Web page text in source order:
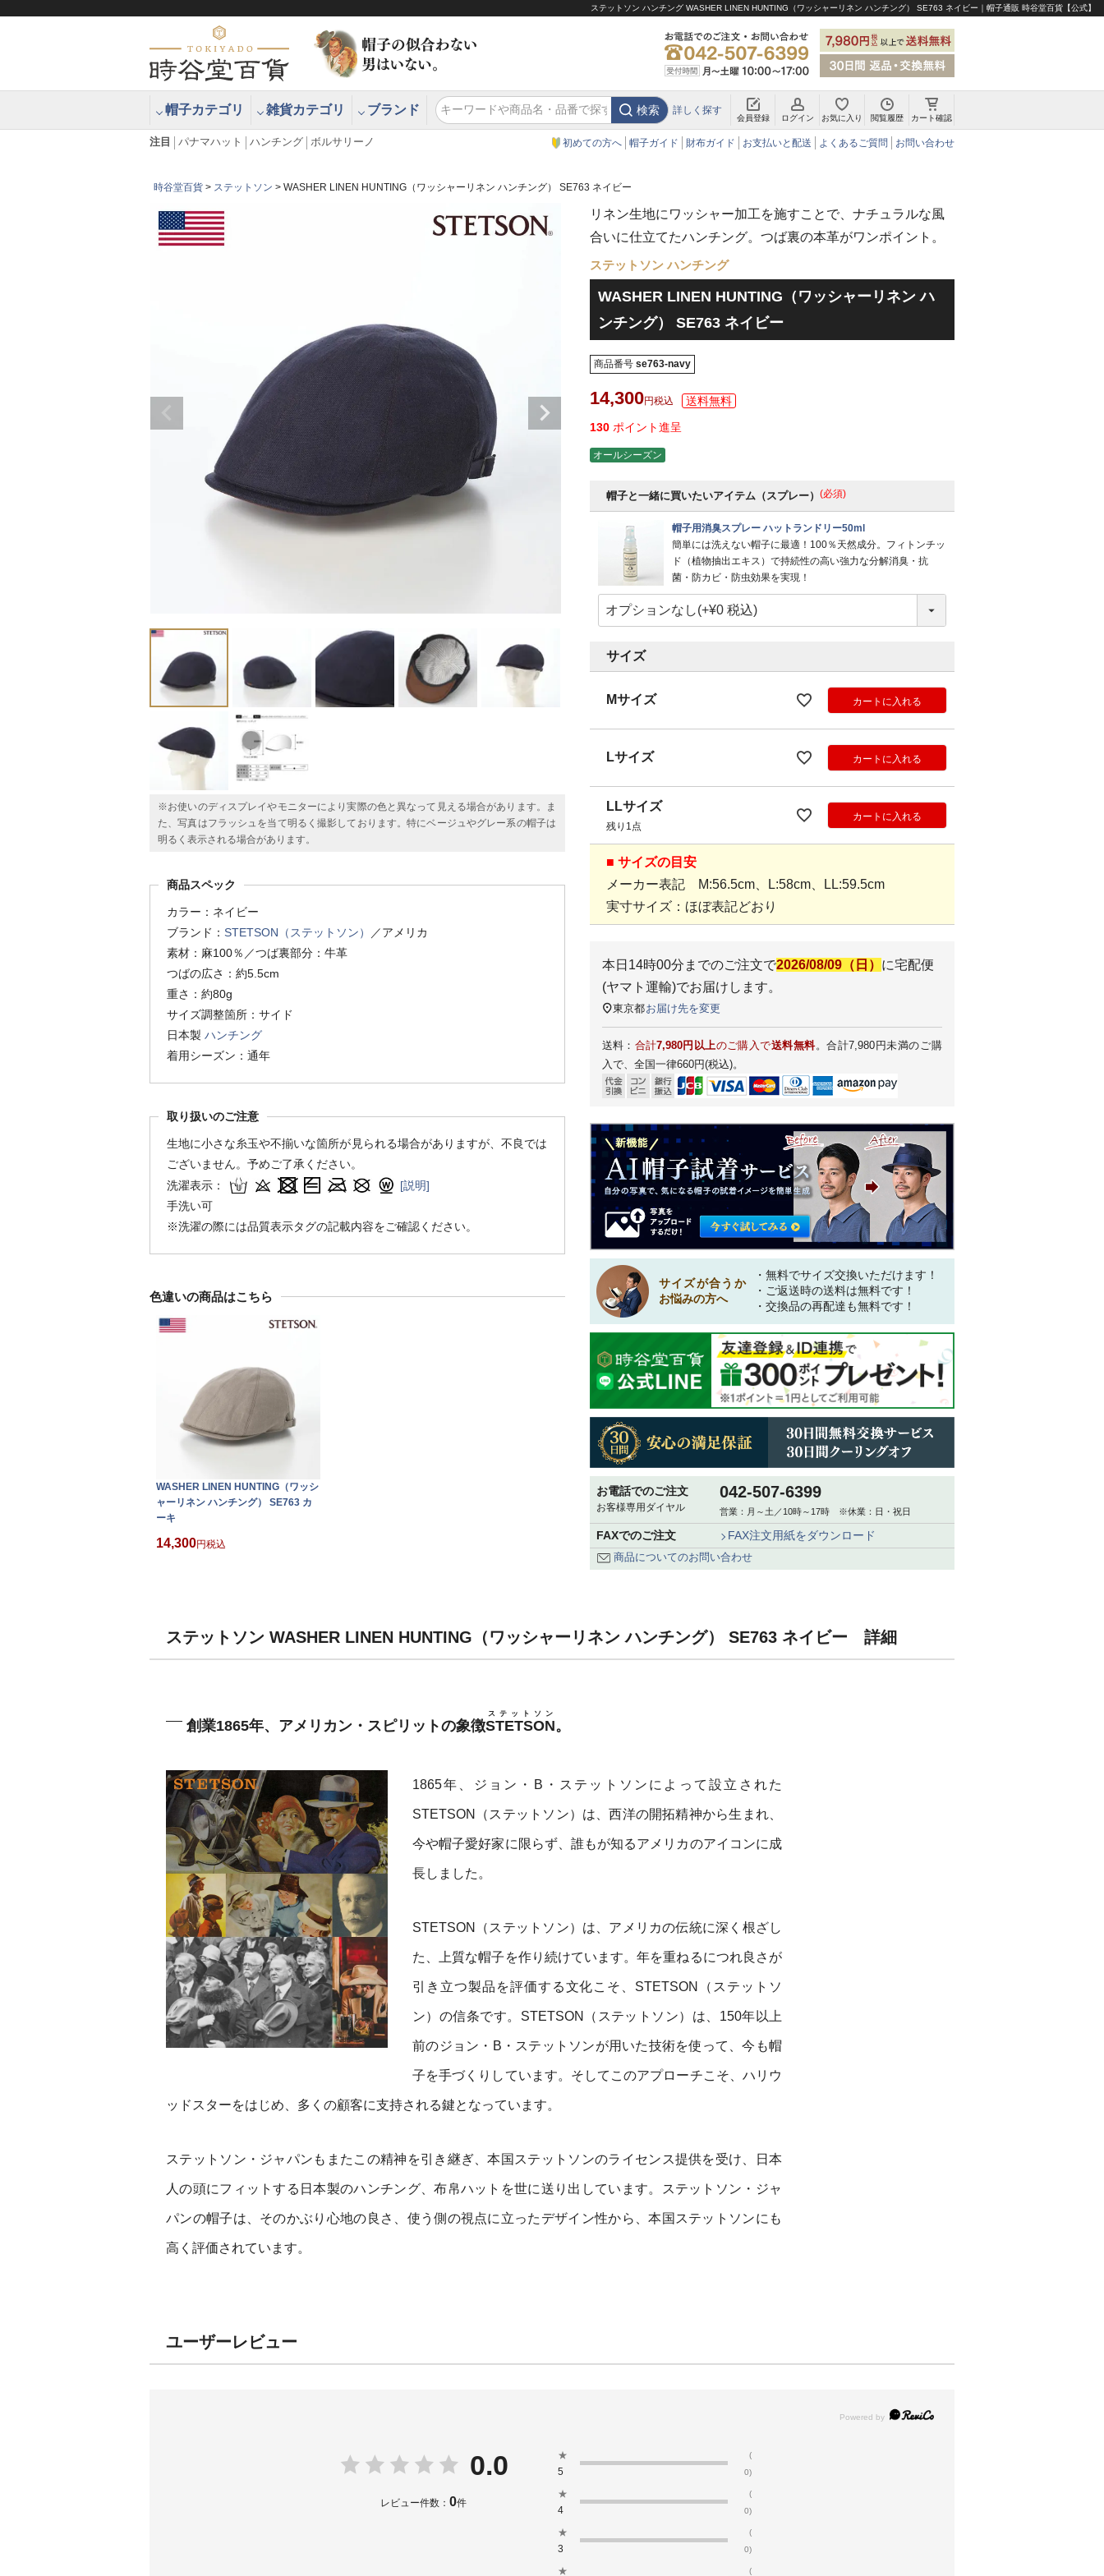
ステットソン ハンチング WASHER LINEN HUNTING（ワッシャーリネン ハンチング） SE763 ネイビー｜帽子通販 時谷堂百貨【公式】
帽子カテゴリ 雑貨カテゴリ ブランド 検索 詳しく探す
会員登録 ログイン お気に入り 閲覧履歴 カート確認
注目 パナマハット ハンチング ボルサリーノ 初めての方へ 帽子ガイド 財布ガイド お支払いと配送 よくあるご質問 お問い合わせ
時谷堂百貨 ステットソン WASHER LINEN HUNTING（ワッシャーリネン ハンチング） SE763 ネイビー
※お使いのディスプレイやモニターにより実際の色と異なって見える場合があります。ま
た、写真はフラッシュを当て明るく撮影しております。特にベージュやグレー系の帽子は
明るく表示される場合があります。
商品スペック
カラー：ネイビー
ブランド： STETSON（ステットソン）
／アメリカ
素材：麻100％／つば裏部分：牛革
つばの広さ：約5.5cm
重さ：約80g
サイズ調整箇所：サイド
日本製 ハンチング
着用シーズン：通年
取り扱いのご注意
生地に小さな糸玉や不揃いな箇所が見られる場合がありますが、不良では
ございません。予めご了承ください。
洗濯表示：
[説明]
手洗い可
※洗濯の際には品質表示タグの記載内容をご確認ください。
色違いの商品はこちら
WASHER LINEN HUNTING（ワッシ
ャーリネン ハンチング） SE763 カ
ーキ
14,300 税込
リネン生地にワッシャー加工を施すことで、ナチュラルな風
合いに仕立てたハンチング。つば裏の本革がワンポイント。
ステットソン ハンチング
WASHER LINEN HUNTING（ワッシャーリネン ハ
ンチング） SE763 ネイビー
商品番号 se763-navy
14,300 税込
130 ポイント進呈
オールシーズン
帽子と一緒に買いたいアイテム（スプレー） (必須)
帽子用消臭スプレー ハットランドリー50ml
簡単には洗えない帽子に最適！100％天然成分。フィトンチッ
ド（植物抽出エキス）で持続性の高い強力な分解消臭・抗
菌・防カビ・防虫効果を実現！
サイズ
Mサイズ カートに入れる
Lサイズ カートに入れる
LLサイズ
残り1点
カートに入れる
■ サイズの目安
メーカー表記 M:56.5cm、L:58cm、LL:59.5cm
実寸サイズ：ほぼ表記どおり
本日 14時00分 までのご注文で2026/08/09（日） に宅配便
(ヤマト運輸)でお届けします。
東京都お届け先を変更
送料： 合計7,980円以上のご購入で送料無料。合計7,980円未満のご購
入で、全国一律660円(税込)。
サイズが合うか
お悩みの方へ
・無料でサイズ交換いただけます！
・ご返送時の送料は無料です！
・交換品の再配達も無料です！
お電話でのご注文
お客様専用ダイヤル
042-507-6399
営業：月～土／10時～17時 ※休業：日・祝日
FAXでのご注文 FAX注文用紙をダウンロード
商品についてのお問い合わせ
ステットソン WASHER LINEN HUNTING（ワッシャーリネン ハンチング） SE763 ネイビー 詳細
創業1865年、アメリカン・スピリットの象徴STETSON
ステットソン
。
1865年、ジョン・B・ステットソンによって設立された
STETSON（ステットソン）は、西洋の開拓精神から生まれ、
今や帽子愛好家に限らず、誰もが知るアメリカのアイコンに成
長しました。
STETSON（ステットソン）は、アメリカの伝統に深く根ざし
た、上質な帽子を作り続けています。年を重ねるにつれ良さが
引き立つ製品を評価する文化こそ、STETSON（ステットソ
ン）の信条です。STETSON（ステットソン）は、150年以上
前のジョン・B・ステットソンが用いた技術を使って、今も帽
子を手づくりしています。そしてこのアプローチこそ、ハリウ
ッドスターをはじめ、多くの顧客に支持される鍵となっています。
ステットソン・ジャパンもまたこの精神を引き継ぎ、本国ステットソンのライセンス提供を受け、日本
人の頭にフィットする日本製のハンチング、布帛ハットを世に送り出しています。ステットソン・ジャ
パンの帽子は、そのかぶり心地の良さ、使う側の視点に立ったデザイン性から、本国ステットソンにも
高く評価されています。
ユーザーレビュー
0.0
レビュー件数： 0件
★
5
(
0)
★
4
(
0)
★
3
(
0)
★
(